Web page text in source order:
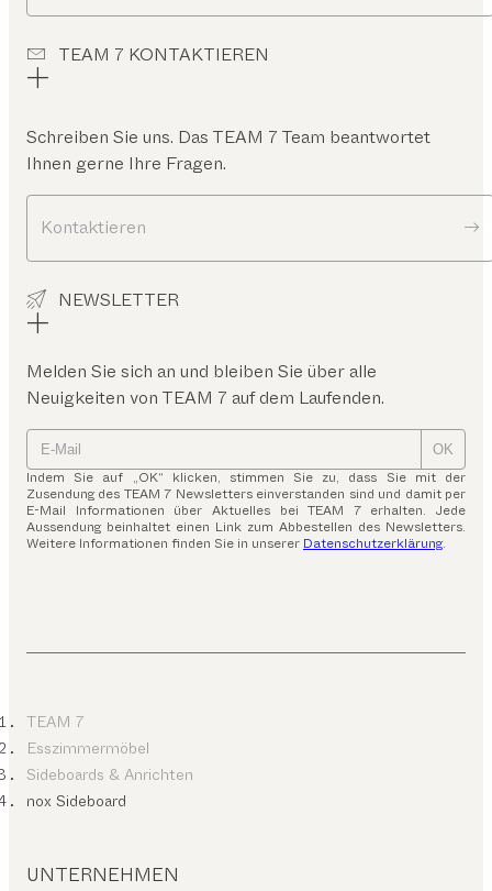
TEAM 7 KONTAKTIEREN
Schreiben Sie uns. Das TEAM 7 Team beantwortet
Ihnen gerne Ihre Fragen.
Kontaktieren
NEWSLETTER
Melden Sie sich an und bleiben Sie über alle
Neuigkeiten von TEAM 7 auf dem Laufenden.
OK
Indem Sie auf „OK“ klicken, stimmen Sie zu, dass Sie mit der
Zusendung des TEAM 7 Newsletters einverstanden sind und damit per
E-Mail Informationen über Aktuelles bei TEAM 7 erhalten. Jede
Aussendung beinhaltet einen Link zum Abbestellen des Newsletters.
Weitere Informationen finden Sie in unserer Datenschutzerklärung.
TEAM 7
Esszimmermöbel
Sideboards & Anrichten
nox Sideboard
UNTERNEHMEN